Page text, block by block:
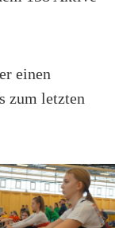
einen
zum letzten